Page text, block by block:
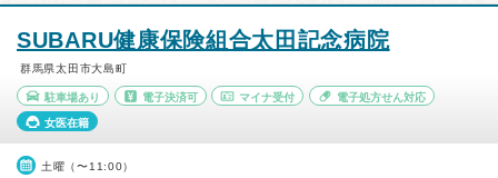
SUBARU健康保険組合太田記念病院
群馬県太田市大島町
駐車場あり 電子決済可 マイナ受付 電子処方せん対応
女医在籍
土曜（〜11:00）